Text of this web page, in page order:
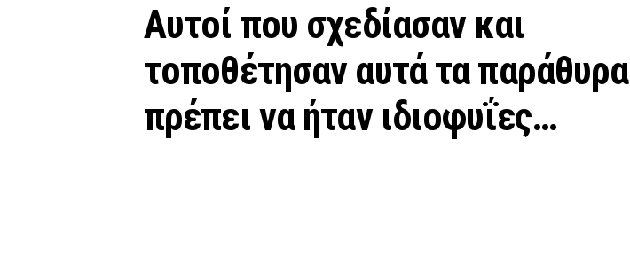
Αυτοί που σχεδίασαν και
τοποθέτησαν αυτά τα παράθυρα
πρέπει να ήταν ιδιοφυΐες…